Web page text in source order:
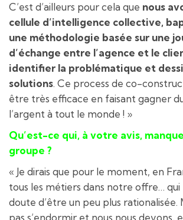
C’est d’ailleurs pour cela que nous
cellule d’intelligence collective,
une méthodologie basée sur une
d’échange entre l’agence et le
identifier la problématique et
solutions. Ce process de co-
être très efficace en faisant gagner
l’argent à tout le monde ! »
Qu’est-ce qui, à votre avis,
groupe ?
« Je dirais que pour le moment, en
tous les métiers dans notre offre…
doute d’être un peu plus rationalisée.
pas s’endormir et nous nous devons,